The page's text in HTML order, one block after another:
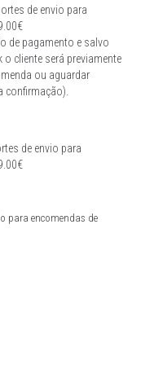
de envio para
de pagamento e salvo
cliente será previamente
ou aguardar
confirmação).
de envio para
para encomendas de